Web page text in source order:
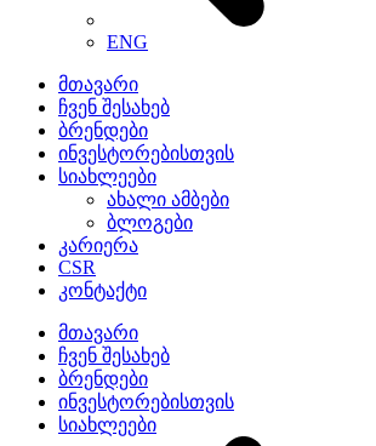
ENG
მთავარი
ჩვენ შესახებ
ბრენდები
ინვესტორებისთვის
სიახლეები
ახალი ამბები
ბლოგები
კარიერა
CSR
კონტაქტი
მთავარი
ჩვენ შესახებ
ბრენდები
ინვესტორებისთვის
სიახლეები